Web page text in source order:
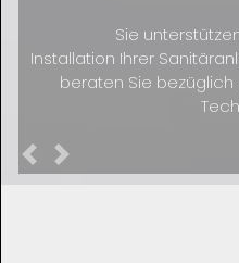
Sie
Installation Ihrer
beraten Sie
Previous